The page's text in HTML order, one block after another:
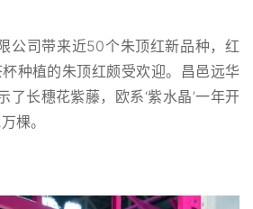
公司带来近50个朱顶红新品种，红
杯种植的朱顶红颇受欢迎。昌邑远华
了长穗花紫藤，欧系‘紫水晶’一年开
棵。